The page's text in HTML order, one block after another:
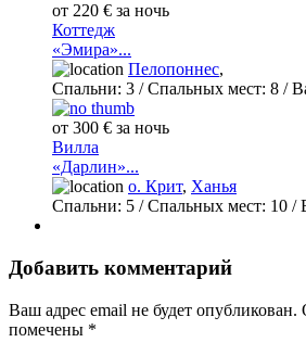
от 220 € за ночь
Коттедж
«Эмира»...
Пелопоннес,
Спальни: 3 / Спальных мест: 8 /
от 300 € за ночь
Вилла
«Дарлин»...
о. Крит, Ханья
Спальни: 5 / Спальных мест: 10 /
Добавить комментарий
Ваш адрес email не будет опубликован.
помечены *